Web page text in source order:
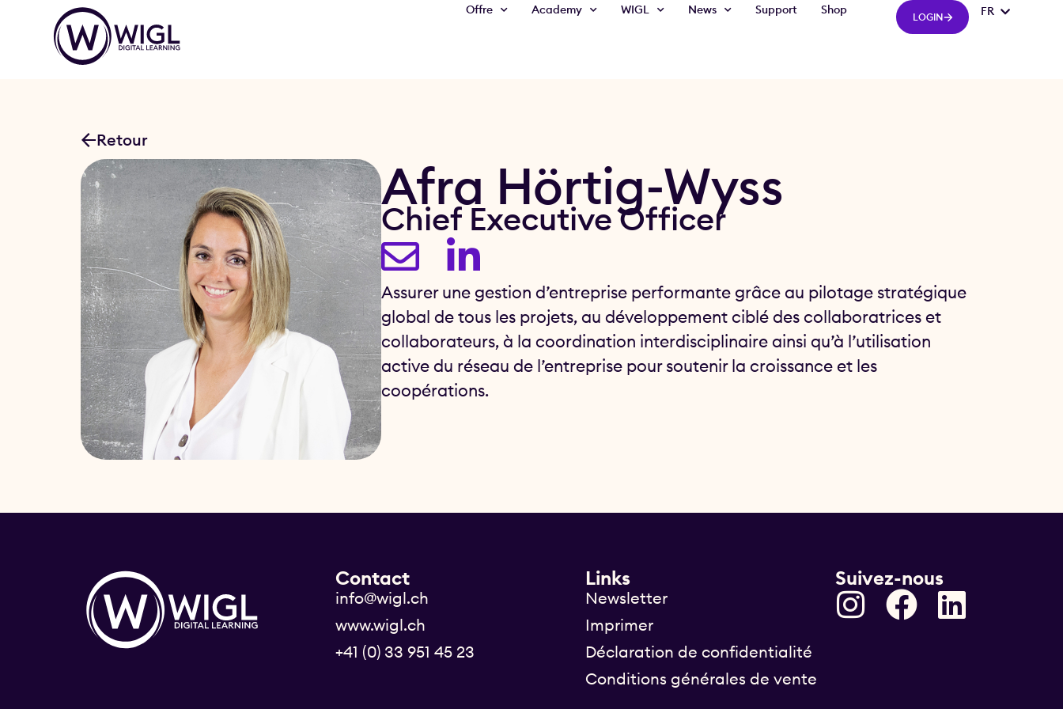
Offre Academy WIGL News Support Shop
LOGIN FR
IT
Retour
Afra Hörtig-Wyss
Chief Executive Officer
Assurer une gestion d’entreprise performante grâce au pilotage stratégique
global de tous les projets, au développement ciblé des collaboratrices et
collaborateurs, à la coordination interdisciplinaire ainsi qu’à l’utilisation
active du réseau de l’entreprise pour soutenir la croissance et les
coopérations.
Contact
info@wigl.ch
www.wigl.ch
+41 (0) 33 951 45 23
Links
Newsletter
Imprimer
Déclaration de confidentialité
Conditions générales de vente
Suivez-nous